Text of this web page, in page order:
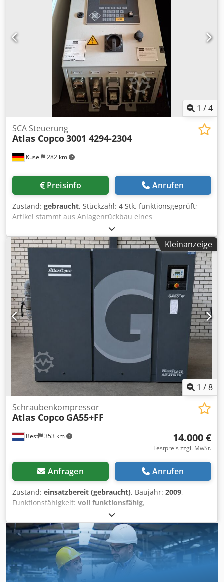
1 /4
Kusel 282 km
SCA Steuerung
Atlas Copco3001 4294-2304
Preisinfo Anrufen
Zustand: gebraucht, Stückzahl: 4 Stk. funktionsgeprüft;
Artikel stammt aus Anlagenrückbau eines
Automobilzulieferes 3001 4294-2304 Atlas Copco
Hersteller: Atlas Copco Modell: 3001 4294-2304
Komponente von Atlas Copco, Teil einer SCA-Steuerungs-
oder Verbindungseinheit für industrielle Anwendungen.
Cedpfx Ajzfi Tuodisrf Verwendet in automatisierten
Produktionsumgebungen, insbesondere in der Klebe- und
Dosiertechnik. Ideal für Ersatz, Wartung oder
Systemerweiterung in bestehenden Atlas-Copco-Anlagen.
Kleinanzeige
1 /8
Best 353 km
Schraubenkompressor
Atlas Copco GA55+FF
14.000 €
Festpreis zzgl. MwSt.
Anfragen Anrufen
Zustand: einsatzbereit (gebraucht), Baujahr: 2009,
Funktionsfähigkeit: voll funktionsfähig,
Maschinen-/Fahrzeugnummer:
Gesamtgewicht:1.580 kg, Leistung:55 kW (74,78 PS),
Volumenstrom:637,2 m³/h, Betriebsdruck:7 bar
, Druck
(max.): 7,3 bar, Art der Kühlung:Luft, Ausstattung:
Kältetrockner, Atlas Copco GA55+ FF
Schraubenkompressor – 55 kW – Baujahr 2009 Zum
Verkauf angeboten: gepflegter Atlas Copco GA55+ FF